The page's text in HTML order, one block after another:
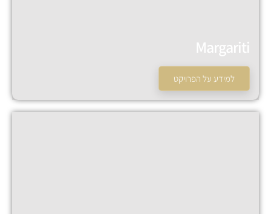
Margariti
למידע על הפרויקט
המכירה הסתיימה!